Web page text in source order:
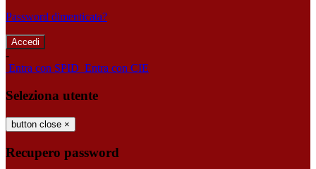
Password dimenticata?
-
Entra con SPID Entra con CIE
Seleziona utente
button close ×
Recupero password